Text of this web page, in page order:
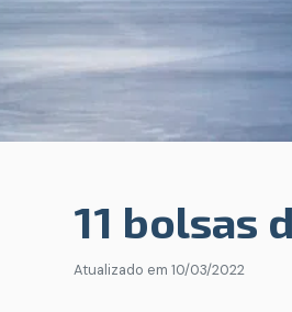
11 bolsas
Atualizado em 10/03/2022